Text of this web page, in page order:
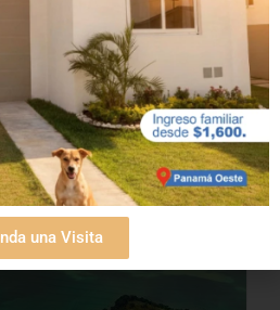
vivir frente al
una Visita